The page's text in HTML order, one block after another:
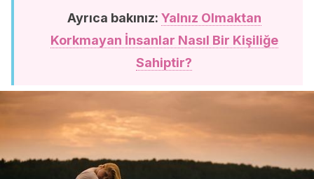
Ayrıca bakınız: Yalnız Olmaktan
Korkmayan İnsanlar Nasıl Bir Kişiliğe
Sahiptir?